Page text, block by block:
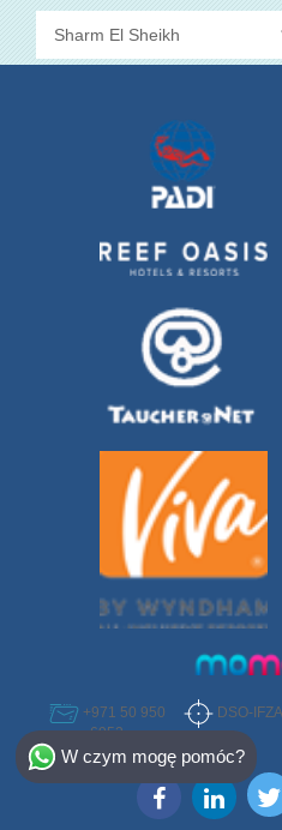
+971 50 950
6952
DSO-
W czym mogę pomóc?
Select Destination
Egypt